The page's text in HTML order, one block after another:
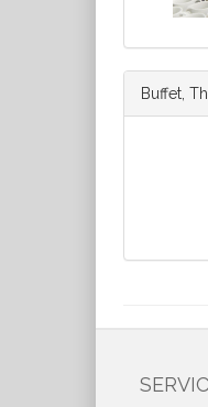
Buffet,